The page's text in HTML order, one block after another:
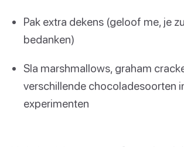
Pak extra dekens (geloof me, je
bedanken)
Sla marshmallows, graham
verschillende chocoladesoorten
experimenten